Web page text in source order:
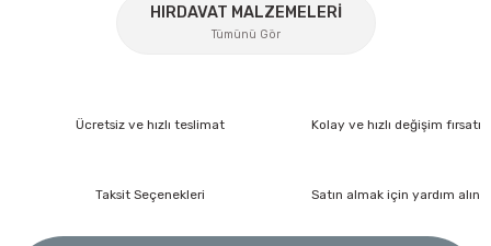
İzeltaş
HIRDAVAT MALZEMELERİ
Tümünü Gör
Ücretsiz ve hızlı teslimat Kolay ve hızlı değişim fırsatı
Taksit Seçenekleri Satın almak için yardım alın